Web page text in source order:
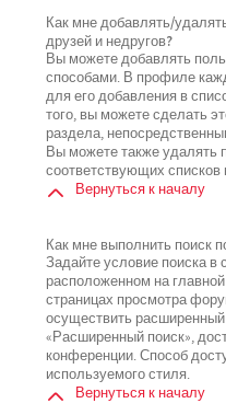
Как мне добавлять/
друзей и недругов?
Вы можете добавлять
способами. В профиле
для его добавления в
того, вы можете сделать
раздела,
Вы можете также удалять
соответствующих списков
Вернуться к началу
Как мне выполнить поиск
Задайте условие поиска
расположенном на
страницах просмотра
осуществить
«Расширенный поиск»,
конференции. Способ
используемого стиля.
Вернуться к началу